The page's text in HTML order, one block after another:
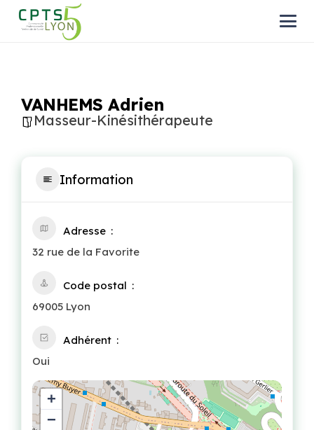
VANHEMS Adrien
Masseur-Kinésithérapeute
Information
Adresse
32 rue de la Favorite
Code postal
69005 Lyon
Adhérent
Oui
+
−